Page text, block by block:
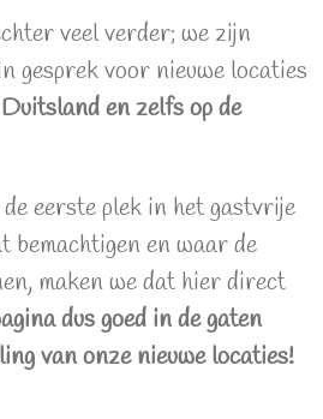
veel verder; we zijn
gesprek voor nieuwe locaties
en zelfs op de
eerste plek in het gastvrije
en waar de
maken we dat hier direct
dus goed in de gaten
van onze nieuwe locaties!